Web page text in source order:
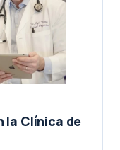
la Clínica de